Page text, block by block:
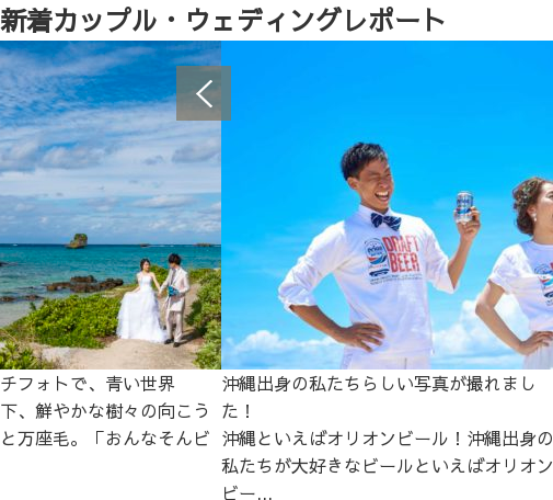
新着カップル・ウェディングレポート
フォトで、青い世界
、鮮やかな樹々の向こう
万座毛。「おんなそんビ
沖縄出身の私たちらしい写真が撮れまし
た！
沖縄といえばオリオンビール！沖縄出身の
私たちが大好きなビールといえばオリオン
ビー...